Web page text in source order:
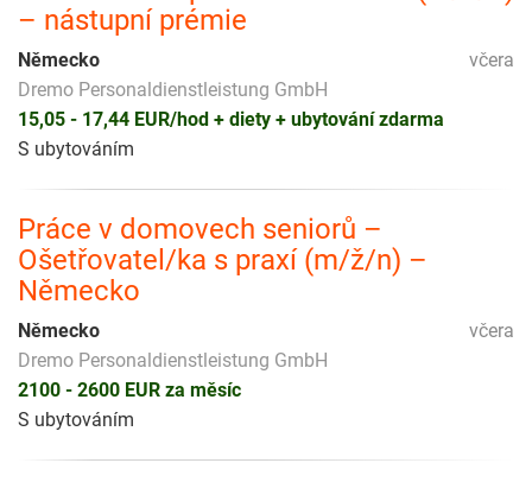
– nástupní prémie
včera
Německo
Dremo Personaldienstleistung GmbH
15,05 - 17,44 EUR/hod + diety + ubytování zdarma
S ubytováním
Práce v domovech seniorů –
Ošetřovatel/ka s praxí (m/ž/n) –
Německo
včera
Německo
Dremo Personaldienstleistung GmbH
2100 - 2600 EUR za měsíc
S ubytováním